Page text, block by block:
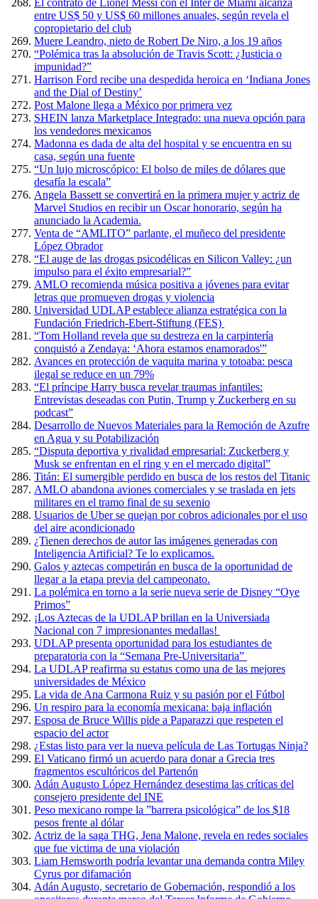
El contrato de Lionel Messi con el Inter de Miami alcanza
entre US$ 50 y US$ 60 millones anuales, según revela el
copropietario del club
Muere Leandro, nieto de Robert De Niro, a los 19 años
“Polémica tras la absolución de Travis Scott: ¿Justicia o
impunidad?”
Harrison Ford recibe una despedida heroica en ‘Indiana Jones
and the Dial of Destiny’
Post Malone llega a México por primera vez
SHEIN lanza Marketplace Integrado: una nueva opción para
los vendedores mexicanos
Madonna es dada de alta del hospital y se encuentra en su
casa, según una fuente
“Un lujo microscópico: El bolso de miles de dólares que
desafía la escala”
Angela Bassett se convertirá en la primera mujer y actriz de
Marvel Studios en recibir un Oscar honorario, según ha
anunciado la Academia.
Venta de “AMLITO” parlante, el muñeco del presidente
López Obrador
“El auge de las drogas psicodélicas en Silicon Valley: ¿un
impulso para el éxito empresarial?”
AMLO recomienda música positiva a jóvenes para evitar
letras que promueven drogas y violencia
Universidad UDLAP establece alianza estratégica con la
Fundación Friedrich-Ebert-Stiftung (FES)
“Tom Holland revela que su destreza en la carpintería
conquistó a Zendaya: ‘Ahora estamos enamorados'”
Avances en protección de vaquita marina y totoaba: pesca
ilegal se reduce en un 79%
“El príncipe Harry busca revelar traumas infantiles:
Entrevistas deseadas con Putin, Trump y Zuckerberg en su
podcast”
Desarrollo de Nuevos Materiales para la Remoción de Azufre
en Agua y su Potabilización
“Disputa deportiva y rivalidad empresarial: Zuckerberg y
Musk se enfrentan en el ring y en el mercado digital”
Titán: El sumergible perdido en busca de los restos del Titanic
AMLO abandona aviones comerciales y se traslada en jets
militares en el tramo final de su sexenio
Usuarios de Uber se quejan por cobros adicionales por el uso
del aire acondicionado
¿Tienen derechos de autor las imágenes generadas con
Inteligencia Artificial? Te lo explicamos.
Galos y aztecas competirán en busca de la oportunidad de
llegar a la etapa previa del campeonato.
La polémica en torno a la serie nueva serie de Disney “Oye
Primos”
¡Los Aztecas de la UDLAP brillan en la Universiada
Nacional con 7 impresionantes medallas!
UDLAP presenta oportunidad para los estudiantes de
preparatoria con la “Semana Pre-Universitaria”
La UDLAP reafirma su estatus como una de las mejores
universidades de México
La vida de Ana Carmona Ruiz y su pasión por el Fútbol
Un respiro para la economía mexicana: baja inflación
Esposa de Bruce Willis pide a Paparazzi que respeten el
espacio del actor
¿Estas listo para ver la nueva película de Las Tortugas Ninja?
El Vaticano firmó un acuerdo para donar a Grecia tres
fragmentos escultóricos del Partenón
Adán Augusto López Hernández desestima las críticas del
consejero presidente del INE
Peso mexicano rompe la ”barrera psicológica” de los $18
pesos frente al dólar
Actriz de la saga THG, Jena Malone, revela en redes sociales
que fue victima de una violación
Liam Hemsworth podría levantar una demanda contra Miley
Cyrus por difamación
Adán Augusto, secretario de Gobernación, respondió a los